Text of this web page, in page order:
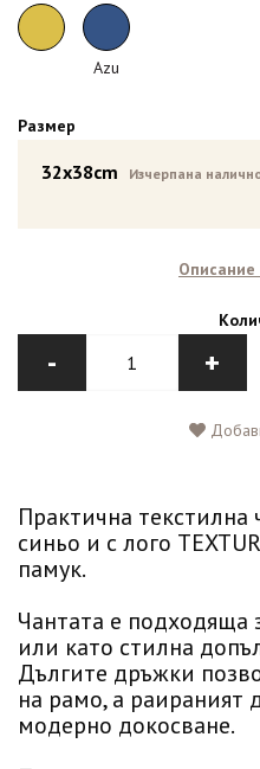
Azu
Размер
32x38cm Изчерпана
- +
Практична текстилна
синьо и с лого
памук.
Чантата е подходяща
или като стилна
Дългите дръжки
на рамо, а раираният
модерно докосване.